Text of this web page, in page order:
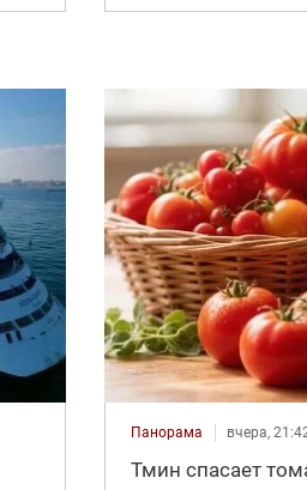
Панорама вчера,
Тмин спасает